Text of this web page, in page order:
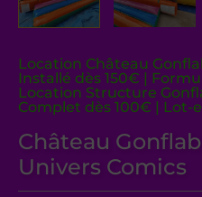
Location Château
Installé dès 150€ |
Location Structure
Complet dès 100€ | Lot-
Château
Univers Comics